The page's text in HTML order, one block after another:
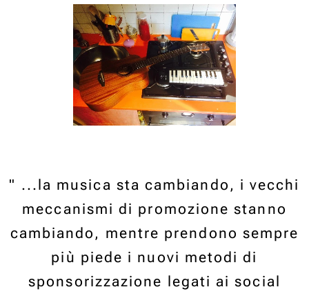
" ...la musica sta cambiando, i vecchi
meccanismi di promozione stanno
cambiando, mentre prendono sempre
più piede i nuovi metodi di
sponsorizzazione legati ai social